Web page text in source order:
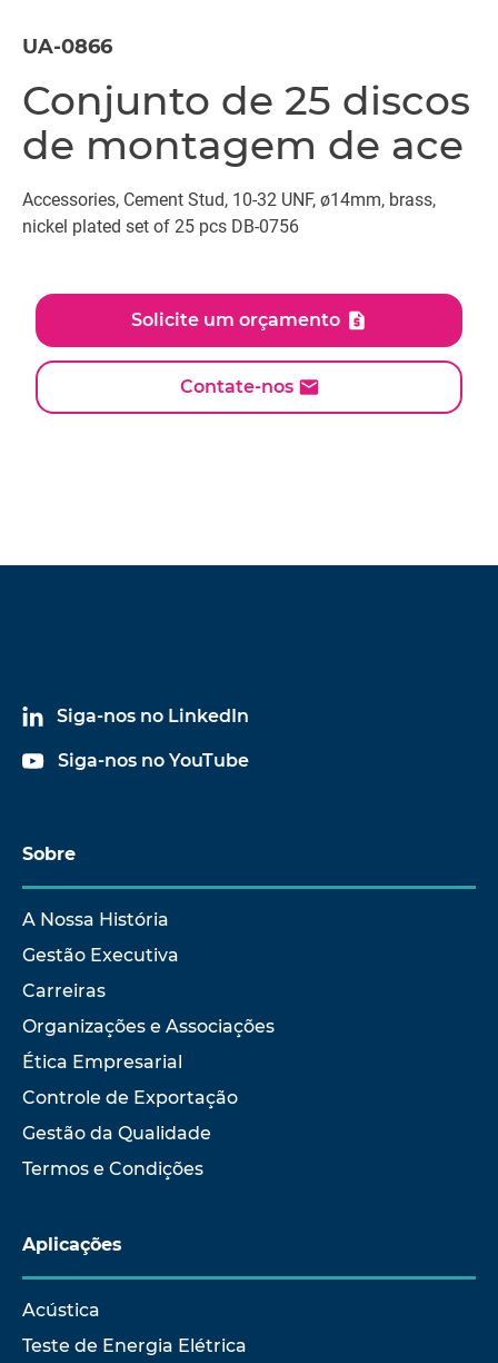
UA-0866
Conjunto de 25 discos
de montagem de ace
Accessories, Cement Stud, 10-32 UNF, ø14mm, brass,
nickel plated set of 25 pcs DB-0756
Solicite um orçamento
Contate-nos
Siga-nos no LinkedIn
Siga-nos no YouTube
Sobre
A Nossa História
Gestão Executiva
Carreiras
Organizações e Associações
Ética Empresarial
Controle de Exportação
Gestão da Qualidade
Termos e Condições
Aplicações
Acústica
Teste de Energia Elétrica